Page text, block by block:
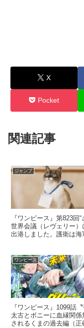
X
Pocket
関連記事
ジャンプ
『ワンピース』第823回
世界会議（レヴェリー
出港しました。護衛は
ワンピース
『ワンピース』1099話
太古とボニーに血縁関
されるくまの過去編（